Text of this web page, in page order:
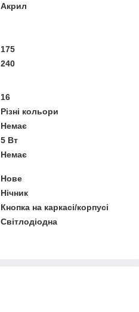
Акрил
175
240
16
Різні кольори
Немає
5 Вт
Немає
Нове
Нічник
Кнопка на каркасі/корпусі
Світлодіодна